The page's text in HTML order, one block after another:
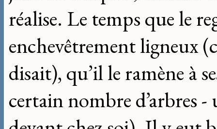
réalise. Le temps que le
enchevêtrement ligneux
disait), qu’il le ramène à
certain nombre d’arbres